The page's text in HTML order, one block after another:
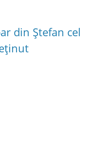
din Ștefan cel